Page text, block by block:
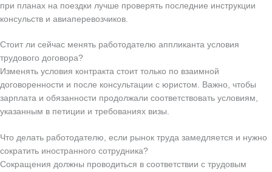
при планах на поездки лучше проверять последние инструкции
консульств и авиаперевозчиков.
Стоит ли сейчас менять работодателю аппликанта условия
трудового договора?
Изменять условия контракта стоит только по взаимной
договоренности и после консультации с юристом. Важно, чтобы
зарплата и обязанности продолжали соответствовать условиям,
указанным в петиции и требованиях визы.
Что делать работодателю, если рынок труда замедляется и нужно
сократить иностранного сотрудника?
Сокращения должны проводиться в соответствии с трудовым